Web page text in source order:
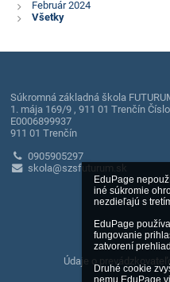
EduPage
iné súkromie
nezdieľajú s
EduPage
fungovanie
zatvorení
Druhé cookie
nemu EduPage
Február 2024
Všetky
Súkromná základná škola
1. mája 169/9 , 911 01 Trenčín
E0006899937
911 01 Trenčín
0905905297
skola@szsfuturum.sk
Údaje o